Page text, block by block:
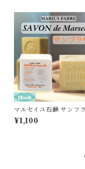
マルセイユ石鹸 サンフ
200g サボンドマルセイ
リウスファーブル
¥1,100